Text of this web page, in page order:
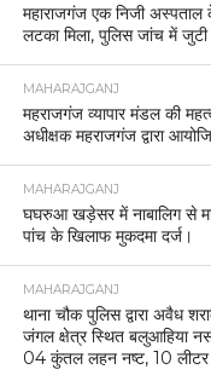
महाराजगंज एक निजी अस्पताल
लटका मिला, पुलिस जांच में जुटी
MAHARAJGANJ
महराजगंज व्यापार मंडल की
अधीक्षक महराजगंज द्वारा
MAHARAJGANJ
घघरुआ खड़ेसर में नाबालिग से
पांच के खिलाफ मुकदमा दर्ज।
MAHARAJGANJ
थाना चौक पुलिस द्वारा अवैध
जंगल क्षेत्र स्थित बलुआहिया
04 कुंतल लहन नष्ट, 10 लीटर